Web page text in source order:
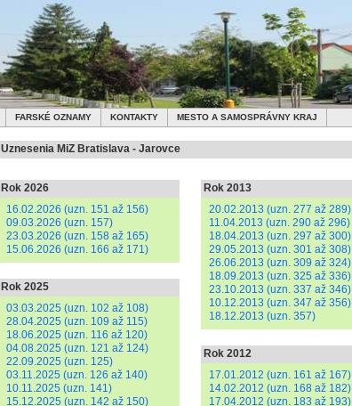
FARSKÉ OZNAMY KONTAKTY MESTO A SAMOSPRÁVNY KRAJ
Uznesenia MiZ Bratislava - Jarovce
Rok 2026
16.02.2026 (uzn. 151 až 156)
09.03.2026 (uzn. 157)
23.03.2026 (uzn. 158 až 165)
15.06.2026 (uzn. 166 až 171)
Rok 2025
03.03.2025 (uzn. 102 až 108)
28.04.2025 (uzn. 109 až 115)
18.06.2025 (uzn. 116 až 120)
04.08.2025 (uzn. 121 až 124)
22.09.2025 (uzn. 125)
03.11.2025 (uzn. 126 až 140)
10.11.2025 (uzn. 141)
15.12.2025 (uzn. 142 až 150)
Rok 2013
20.02.2013 (uzn. 277 až 289)
11.04.2013 (uzn. 290 až 296)
18.04.2013 (uzn. 297 až 300)
29.05.2013 (uzn. 301 až 308)
26.06.2013 (uzn. 309 až 324)
18.09.2013 (uzn. 325 až 336)
23.10.2013 (uzn. 337 až 346)
10.12.2013 (uzn. 347 až 356)
18.12.2013 (uzn. 357)
Rok 2012
17.01.2012 (uzn. 161 až 167)
14.02.2012 (uzn. 168 až 182)
17.04.2012 (uzn. 183 až 193)